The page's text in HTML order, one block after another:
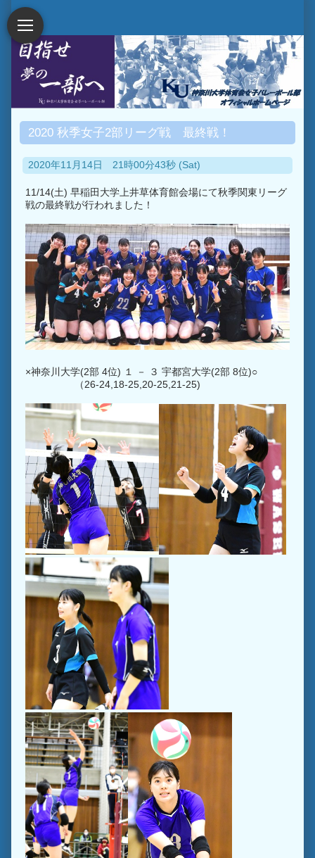
2020 秋季女子2部リーグ戦 最終戦！
2020年11月14日 21時00分43秒 (Sat)
11/14(土) 早稲田大学上井草体育館会場にて秋季関東リーグ
戦の最終戦が行われました！
×神奈川大学(2部 4位) １ － ３ 宇都宮大学(2部 8位)○
（26-24,18-25,20-25,21-25)